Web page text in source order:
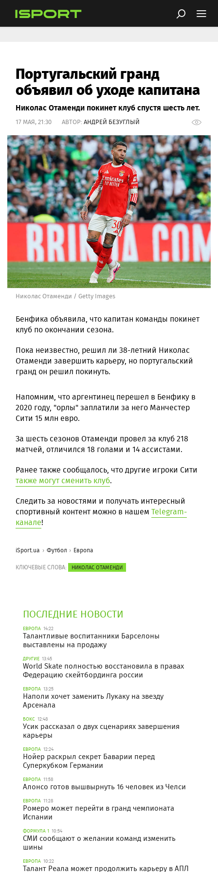
Португальский гранд
объявил об уходе капитана
Николас Отаменди покинет клуб спустя шесть лет.
17 МАЯ, 21:30 АВТОР: АНДРЕЙ БЕЗУГЛЫЙ
Николас Отаменди / Getty Images
Бенфика объявила, что капитан команды покинет
клуб по окончании сезона.
Пока неизвестно, решил ли 38-летний Николас
Отаменди завершить карьеру, но португальский
гранд он решил покинуть.
Напомним, что аргентинец перешел в Бенфику в
2020 году, "орлы" заплатили за него Манчестер
Сити 15 млн евро.
За шесть сезонов Отаменди провел за клуб 218
матчей, отличился 18 голами и 14 ассистами.
Ранее также сообщалось, что другие игроки Сити
также могут сменить клуб.
Следить за новостями и получать интересный
спортивный контент можно в нашем Telegram-
канале!
iSport.ua Футбол Европа
КЛЮЧЕВЫЕ СЛОВА: НИКОЛАС ОТАМЕНДИ
ПОСЛЕДНИЕ НОВОСТИ
ЕВРОПА 14:22
Талантливые воспитанники Барселоны
выставлены на продажу
ДРУГИЕ 13:45
World Skate полностью восстановила в правах
Федерацию скейтбординга россии
ЕВРОПА 13:25
Наполи хочет заменить Лукаку на звезду
Арсенала
БОКС 12:48
Усик рассказал о двух сценариях завершения
карьеры
ЕВРОПА 12:24
Нойер раскрыл секрет Баварии перед
Суперкубком Германии
ЕВРОПА 11:58
Алонсо готов вышвырнуть 16 человек из Челси
ЕВРОПА 11:28
Ромеро может перейти в гранд чемпионата
Испании
ФОРМУЛА 1 10:54
СМИ сообщают о желании команд изменить
шины
ЕВРОПА 10:22
Талант Реала может продолжить карьеру в АПЛ